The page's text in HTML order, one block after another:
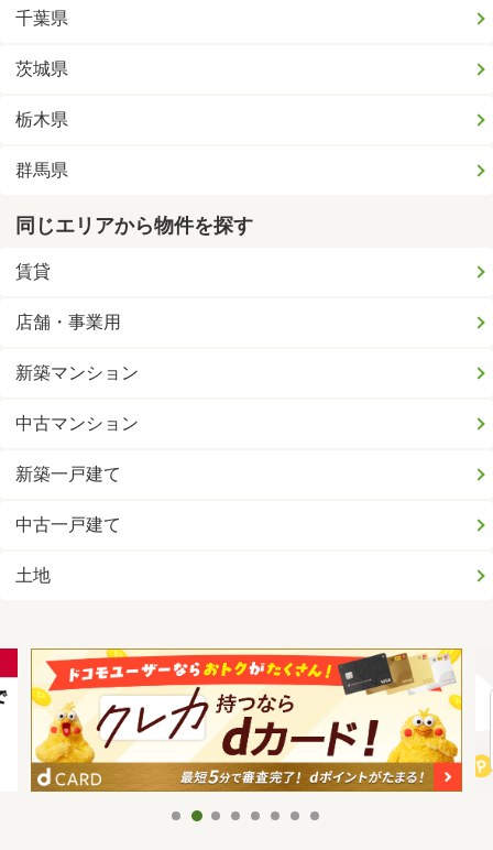
千葉県
茨城県
栃木県
群馬県
同じエリアから物件を探す
賃貸
店舗・事業用
新築マンション
中古マンション
新築一戸建て
中古一戸建て
土地